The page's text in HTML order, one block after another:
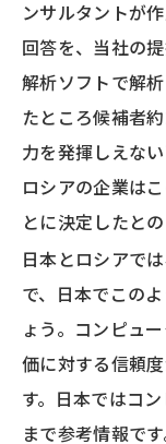
ンサルタントが
回答を、当社の
解析ソフトで解
たところ候補者
力を発揮しえな
ロシアの企業は
とに決定したとの
日本とロシアで
で、日本でこの
ょう。コンピュ
価に対する信頼
す。日本ではコ
まで参考情報で